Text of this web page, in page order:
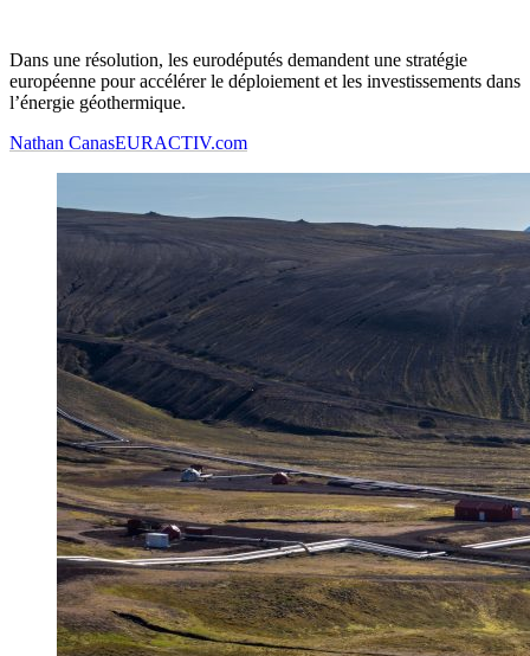
Dans une résolution, les eurodéputés demandent une stratégie
européenne pour accélérer le déploiement et les investissements dans
l’énergie géothermique.
Nathan CanasEURACTIV.com